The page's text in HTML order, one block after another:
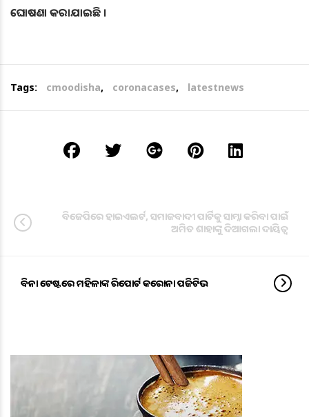
ଘୋଷଣା କରାଯାଇଛି ।
Tags: cmoodisha, coronacases, latestnews
ବିଜେପିରେ ହାଇଏଲର୍ଟ, ସମାଜବାଦୀ ପାର୍ଟିକୁ ସାମ୍ନା କରିବା ପାଇଁ
ଅମିତ ଶାହାଙ୍କୁ ଦିଆଗଲା ଦାୟିତ୍ୱ
ବିନା ଟେଷ୍ଟରେ ମହିଳାଙ୍କ ରିପୋର୍ଟ କରୋନା ପଜିଟିଭ